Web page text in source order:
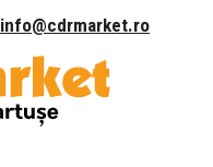
info@cdrmarket.ro